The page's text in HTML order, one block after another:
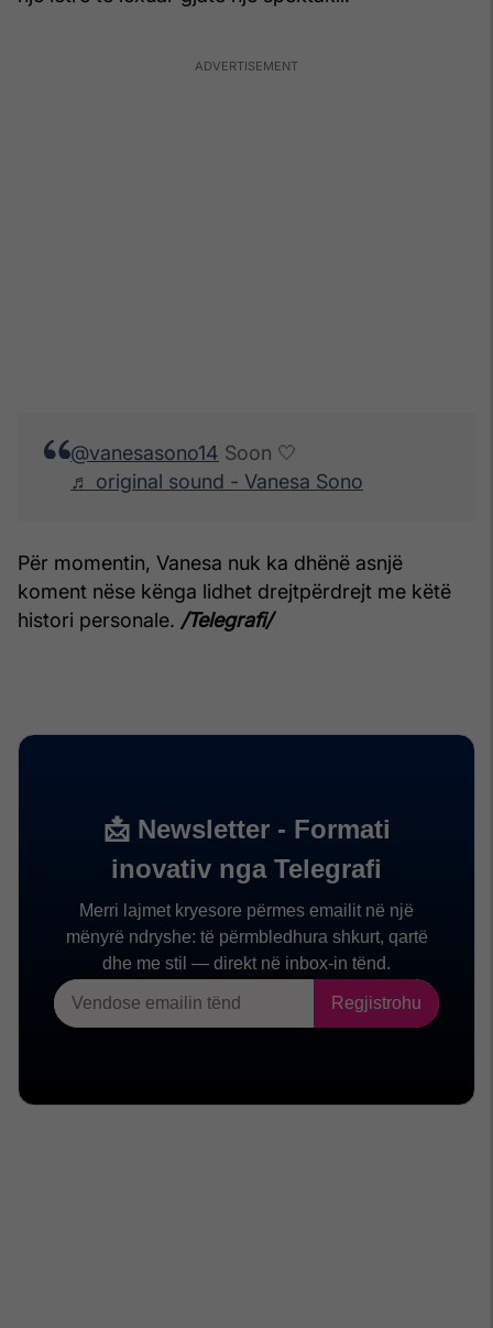
@vanesasono14 Soon 🤍
♬ original sound - Vanesa Sono
Për momentin, Vanesa nuk ka dhënë asnjë
koment nëse kënga lidhet drejtpërdrejt me këtë
histori personale. /Telegrafi/